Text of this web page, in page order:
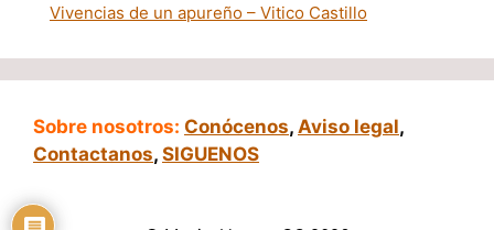
Vivencias de un apureño – Vitico Castillo
Sobre nosotros: Conócenos, Aviso legal,
Contactanos, SIGUENOS